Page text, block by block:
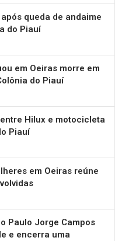
queda de andaime
do Piauí
em Oeiras morre em
do Piauí
Hilux e motocicleta
Piauí
em Oeiras reúne
Paulo Jorge Campos
e encerra uma